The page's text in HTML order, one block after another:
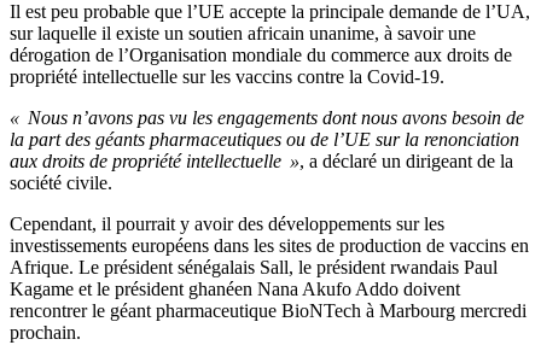
Il est peu probable que l’UE accepte la principale demande de l’UA,
sur laquelle il existe un soutien africain unanime, à savoir une
dérogation de l’Organisation mondiale du commerce aux droits de
propriété intellectuelle sur les vaccins contre la Covid-19.
« Nous n’avons pas vu les engagements dont nous avons besoin de
la part des géants pharmaceutiques ou de l’UE sur la renonciation
aux droits de propriété intellectuelle », a déclaré un dirigeant de la
société civile.
Cependant, il pourrait y avoir des développements sur les
investissements européens dans les sites de production de vaccins en
Afrique. Le président sénégalais Sall, le président rwandais Paul
Kagame et le président ghanéen Nana Akufo Addo doivent
rencontrer le géant pharmaceutique BioNTech à Marbourg mercredi
prochain.